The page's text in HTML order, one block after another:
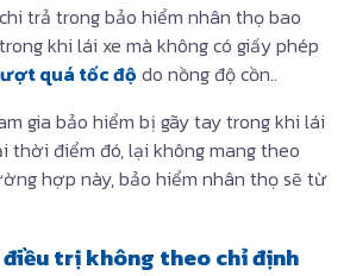
trả trong bảo hiểm nhân thọ bao
khi lái xe mà không có giấy phép
quá tốc độ do nồng độ cồn..
gia bảo hiểm bị gãy tay trong khi lái
thời điểm đó, lại không mang theo
hợp này, bảo hiểm nhân thọ sẽ từ
điều trị không theo chỉ định